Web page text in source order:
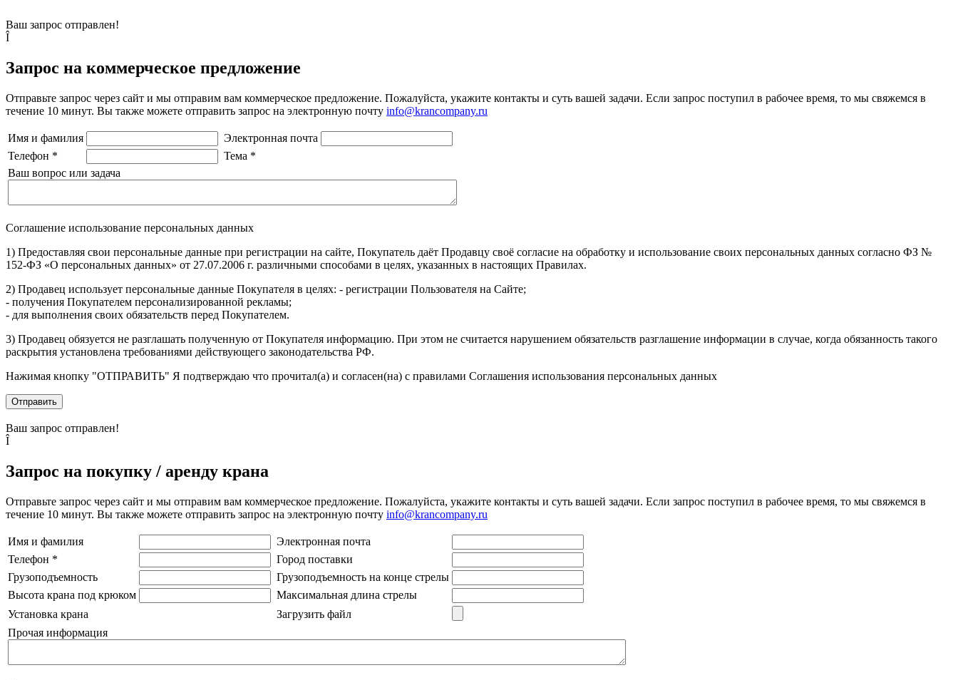
Ваш запрос отправлен!
Î
Запрос на коммерческое предложение
Отправьте запрос через сайт и мы отправим вам коммерческое предложение. Пожалуйста, укажите контакты и суть вашей задачи. Если запрос поступил в рабочее время, то мы свяжемся в
течение 10 минут. Вы также можете отправить запрос на электронную почту info@krancompany.ru
Имя и фамилия
Электронная почта
Телефон * Тема *
Ваш вопрос или задача
Соглашение использование персональных данных
1) Предоставляя свои персональные данные при регистрации на сайте, Покупатель даёт Продавцу своё согласие на обработку и использование своих персональных данных согласно ФЗ №
152-ФЗ «О персональных данных» от 27.07.2006 г. различными способами в целях, указанных в настоящих Правилах.
2) Продавец использует персональные данные Покупателя в целях: - регистрации Пользователя на Сайте;
- получения Покупателем персонализированной рекламы;
- для выполнения своих обязательств перед Покупателем.
3) Продавец обязуется не разглашать полученную от Покупателя информацию. При этом не считается нарушением обязательств разглашение информации в случае, когда обязанность такого
раскрытия установлена требованиями действующего законодательства РФ.
Нажимая кнопку "ОТПРАВИТЬ" Я подтверждаю что прочитал(а) и согласен(на) с правилами Соглашения использования персональных данных
Отправить
Ваш запрос отправлен!
Î
Запрос на покупку / аренду крана
Отправьте запрос через сайт и мы отправим вам коммерческое предложение. Пожалуйста, укажите контакты и суть вашей задачи. Если запрос поступил в рабочее время, то мы свяжемся в
течение 10 минут. Вы также можете отправить запрос на электронную почту info@krancompany.ru
Имя и фамилия
Электронная почта
Телефон *
Город поставки
Грузоподъемность
Грузоподъемность на конце стрелы
Высота крана под крюком
Максимальная длина стрелы
Установка крана
Загрузить файл
Прочая информация